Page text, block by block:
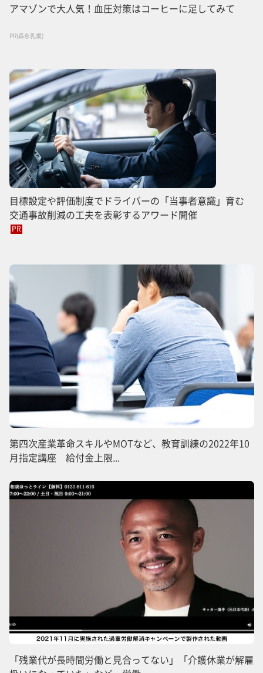
アマゾンで大人気！血圧対策はコーヒーに足してみて
PR(森永乳業)
目標設定や評価制度でドライバーの「当事者意識」育む
交通事故削減の工夫を表彰するアワード開催
PR
第四次産業革命スキルやMOTなど、教育訓練の2022年10
月指定講座 給付金上限...
「残業代が長時間労働と見合ってない」「介護休業が解雇